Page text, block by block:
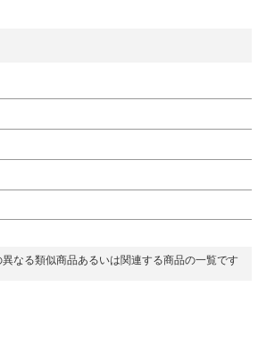
なる類似商品あるいは関連する商品の一覧です